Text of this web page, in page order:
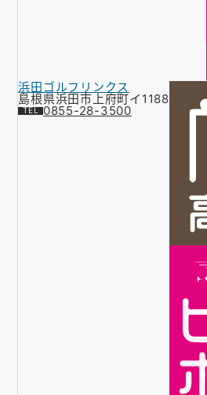
浜田ゴルフリンクス
島根県浜田市上府町イ1188
0855-28-3500